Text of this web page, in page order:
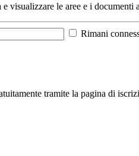
visualizzare le aree e i documenti
Rimani
tramite la pagina di